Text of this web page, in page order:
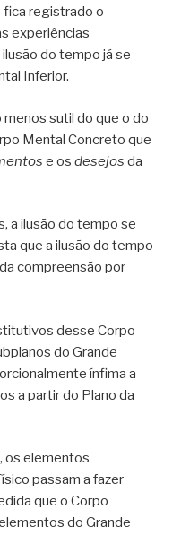
fica registrado o
experiências
do tempo já se
Inferior.
sutil do que o do
Mental Concreto que
e os desejos da
a ilusão do tempo se
que a ilusão do tempo
compreensão por
desse Corpo
do Grande
ínfima a
a partir do Plano da
os elementos
passam a fazer
que o Corpo
do Grande